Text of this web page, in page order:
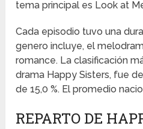
tema principal es Look at
Cada episodio tuvo una
genero incluye, el
romance. La clasificación
drama Happy Sisters, fue
de 15,0 %. El promedio
REPARTO DE